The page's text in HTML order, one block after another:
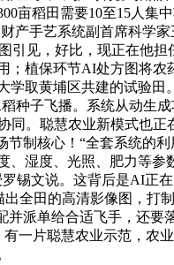
亩稻田需要10至15人集
产手艺系统副首席科学
见，好比，现正在他担
植保环节AI处方图将
取黄埔区共建的试验
种子飞播。系统从动生
。聪慧农业新模式也正
制核心！“全套系统的
湿度、光照、肥力等参
锡文说。这背后是AI正
出全田的高清影像图，
派单给合适飞手，还要
一片聪慧农业示范，农